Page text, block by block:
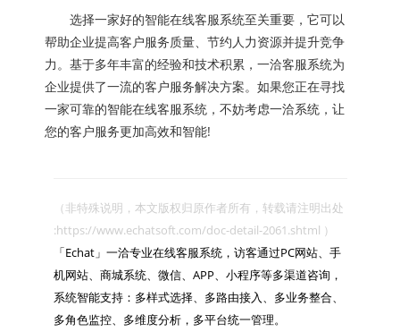
选择一家好的智能在线客服系统至关重要，它可以
帮助企业提高客户服务质量、节约人力资源并提升竞争
力。基于多年丰富的经验和技术积累，一洽客服系统为
企业提供了一流的客户服务解决方案。如果您正在寻找
一家可靠的智能在线客服系统，不妨考虑一洽系统，让
您的客户服务更加高效和智能!
（非特殊说明，本文版权归原作者所有，转载请注明出处
:https://www.echatsoft.com/doc-detail-2061.shtml ）
「Echat」一洽专业在线客服系统，访客通过PC网站、手
机网站、商城系统、微信、APP、小程序等多渠道咨询，
系统智能支持：多样式选择、多路由接入、多业务整合、
多角色监控、多维度分析，多平台统一管理。